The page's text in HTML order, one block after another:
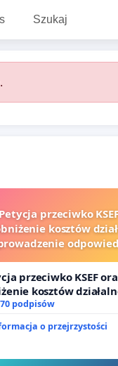
Szukaj
Petycja przeciwko
kosztów
sędziów
przeciwko KSEF
kosztów
kluczowych
podpisów
o przejrzystości